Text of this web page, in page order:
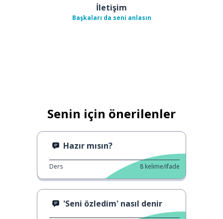
İletişim
Başkaları da seni anlasın
Senin için önerilenler
Hazır mısın?
Ders 8 kelime/ifade
'Seni özledim' nasıl denir